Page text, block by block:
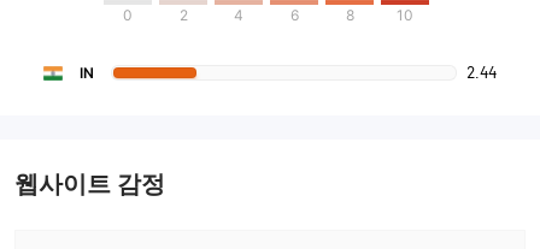
0 2 4 6 8 10
IN 2.44
웹사이트 감정